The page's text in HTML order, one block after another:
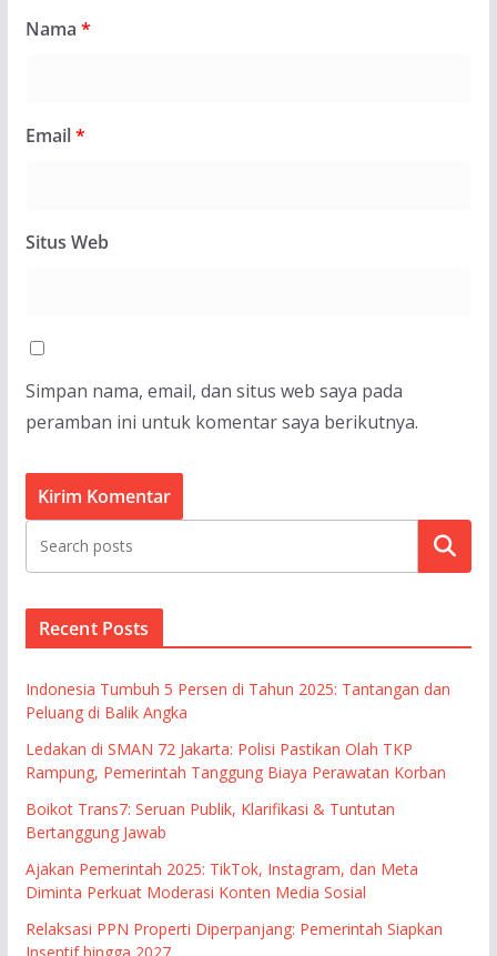
Nama *
Email*
Situs Web
Simpan nama, email, dan situs web saya pada
peramban ini untuk komentar saya berikutnya.
Cari
Recent Posts
Indonesia Tumbuh 5 Persen di Tahun 2025: Tantangan dan
Peluang di Balik Angka
Ledakan di SMAN 72 Jakarta: Polisi Pastikan Olah TKP
Rampung, Pemerintah Tanggung Biaya Perawatan Korban
Boikot Trans7: Seruan Publik, Klarifikasi & Tuntutan
Bertanggung Jawab
Ajakan Pemerintah 2025: TikTok, Instagram, dan Meta
Diminta Perkuat Moderasi Konten Media Sosial
Relaksasi PPN Properti Diperpanjang: Pemerintah Siapkan